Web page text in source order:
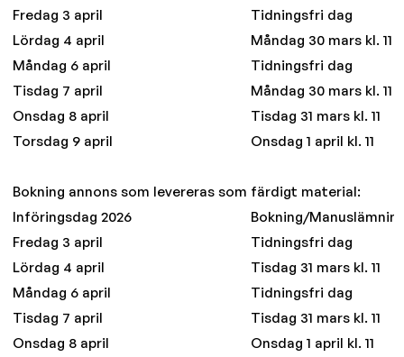
Fredag 3 april
Tidningsfri dag
Lördag 4 april
Måndag 30 mars kl. 11
Måndag 6 april
Tidningsfri dag
Tisdag 7 april
Måndag 30 mars kl. 11
Onsdag 8 april
Tisdag 31 mars kl. 11
Torsdag 9 april
Onsdag 1 april kl. 11
Bokning annons som levereras som färdigt material:
Införingsdag 2026
Bokning/
Fredag 3 april
Tidningsfri dag
Lördag 4 april
Tisdag 31 mars kl. 11
Måndag 6 april
Tidningsfri dag
Tisdag 7 april
Tisdag 31 mars kl. 11
Onsdag 8 april
Onsdag 1 april kl. 11